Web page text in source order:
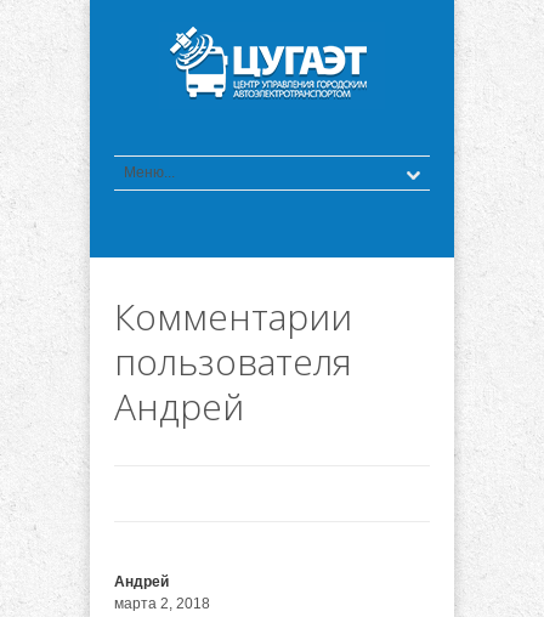
Комментарии
пользователя
Андрей
Андрей
марта 2, 2018